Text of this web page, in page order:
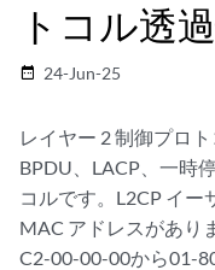
トコル透
date_range 24-Jun-25
レイヤー 2 制御プロ
BPDU、LACP、一時
コルです。L2CP イ
MAC アドレスがあり
C2-00-00-00から01-